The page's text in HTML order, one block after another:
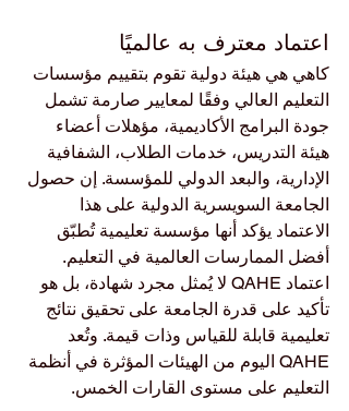
اعتماد معترف به عالميًا
كاهي هي هيئة دولية تقوم بتقييم مؤسسات
التعليم العالي وفقًا لمعايير صارمة تشمل
جودة البرامج الأكاديمية، مؤهلات أعضاء
هيئة التدريس، خدمات الطلاب، الشفافية
الإدارية، والبعد الدولي للمؤسسة. إن حصول
الجامعة السويسرية الدولية على هذا
الاعتماد يؤكد أنها مؤسسة تعليمية تُطبّق
أفضل الممارسات العالمية في التعليم.
اعتماد QAHE لا يُمثل مجرد شهادة، بل هو
تأكيد على قدرة الجامعة على تحقيق نتائج
تعليمية قابلة للقياس وذات قيمة. وتُعد
QAHE اليوم من الهيئات المؤثرة في أنظمة
التعليم على مستوى القارات الخمس.